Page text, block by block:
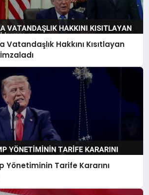
Hakkını Kısıtlayan
Yönetiminin Tarife Kararını